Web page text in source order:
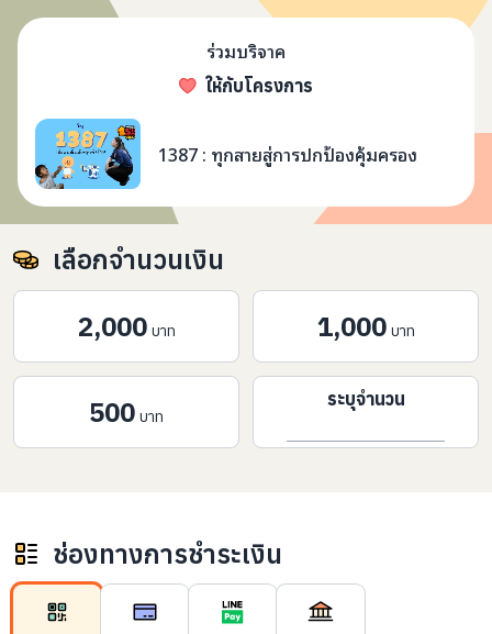
ร่วมบริจาค
ให้กับโครงการ
1387 : ทุกสายสู่การปกป้องคุ้มครอง
เลือกจำนวนเงิน
2,000 บาท 1,000 บาท
500 บาท
ระบุจำนวน
ช่องทางการชำระเงิน